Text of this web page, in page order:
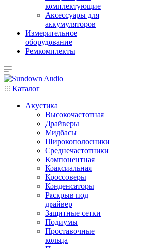
комплектующие
Аксессуары для
аккумуляторов
Измерительное
оборудование
Ремкомплекты
Каталог
Акустика
Высокочастотная
Драйверы
Мидбасы
Широкополосники
Среднечастотники
Компонентная
Коаксиальная
Кроссоверы
Конденсаторы
Раскрыв под
драйвер
Защитные сетки
Подиумы
Проставочные
кольца